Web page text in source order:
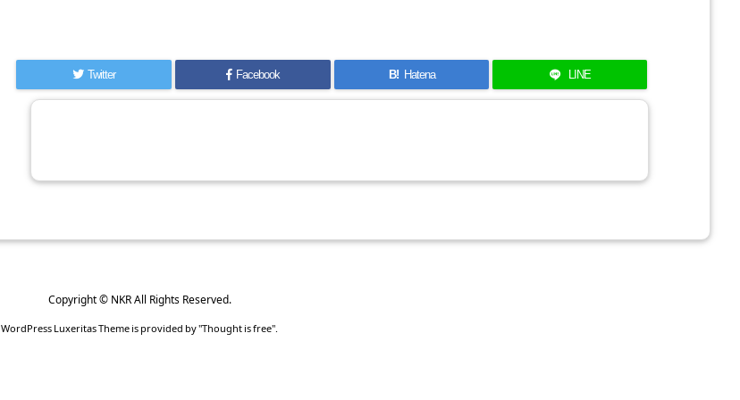
Twitter Facebook B! Hatena LINE
Copyright © NKRAll Rights Reserved.
WordPress Luxeritas Theme is provided by "Thought is free".